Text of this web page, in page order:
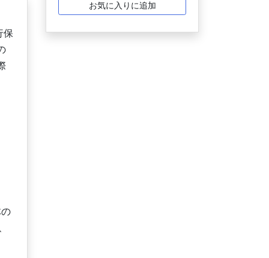
保
お気に入りに追加